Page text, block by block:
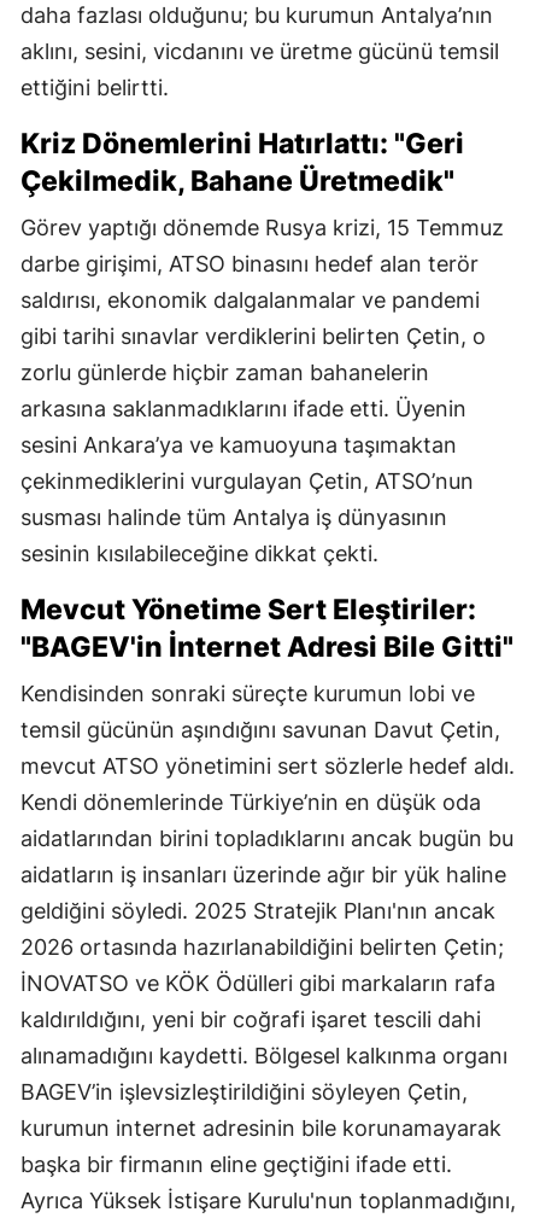
daha fazlası olduğunu; bu kurumun Antalya’nın
aklını, sesini, vicdanını ve üretme gücünü temsil
ettiğini belirtti.
Kriz Dönemlerini Hatırlattı: "Geri
Çekilmedik, Bahane Üretmedik"
Görev yaptığı dönemde Rusya krizi, 15 Temmuz
darbe girişimi, ATSO binasını hedef alan terör
saldırısı, ekonomik dalgalanmalar ve pandemi
gibi tarihi sınavlar verdiklerini belirten Çetin, o
zorlu günlerde hiçbir zaman bahanelerin
arkasına saklanmadıklarını ifade etti. Üyenin
sesini Ankara’ya ve kamuoyuna taşımaktan
çekinmediklerini vurgulayan Çetin, ATSO’nun
susması halinde tüm Antalya iş dünyasının
sesinin kısılabileceğine dikkat çekti.
Mevcut Yönetime Sert Eleştiriler:
"BAGEV'in İnternet Adresi Bile Gitti"
Kendisinden sonraki süreçte kurumun lobi ve
temsil gücünün aşındığını savunan Davut Çetin,
mevcut ATSO yönetimini sert sözlerle hedef aldı.
Kendi dönemlerinde Türkiye’nin en düşük oda
aidatlarından birini topladıklarını ancak bugün bu
aidatların iş insanları üzerinde ağır bir yük haline
geldiğini söyledi. 2025 Stratejik Planı'nın ancak
2026 ortasında hazırlanabildiğini belirten Çetin;
İNOVATSO ve KÖK Ödülleri gibi markaların rafa
kaldırıldığını, yeni bir coğrafi işaret tescili dahi
alınamadığını kaydetti. Bölgesel kalkınma organı
BAGEV’in işlevsizleştirildiğini söyleyen Çetin,
kurumun internet adresinin bile korunamayarak
başka bir firmanın eline geçtiğini ifade etti.
Ayrıca Yüksek İstişare Kurulu'nun toplanmadığını,